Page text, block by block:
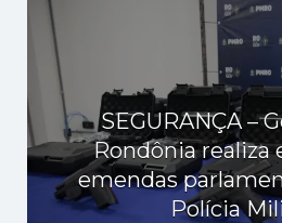
SEGURANÇA –
Rondônia realiza
emendas
Polícia